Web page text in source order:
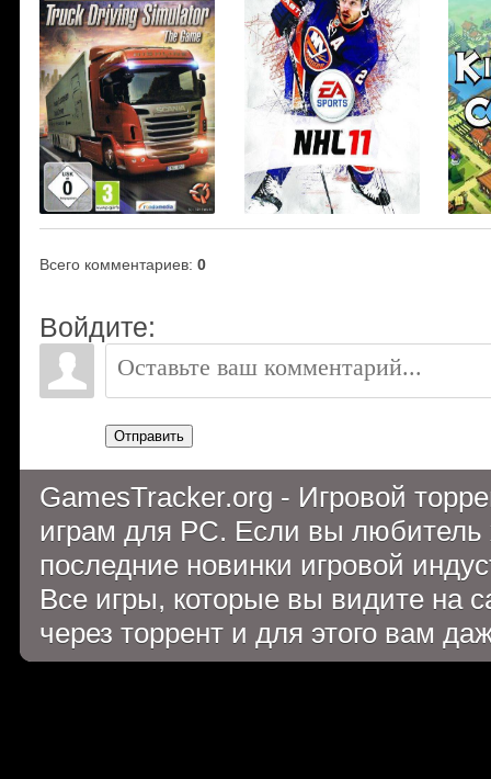
Всего комментариев: 0
Войдите:
Отправить
GamesTracker.org - Игровой
играм для PC. Если вы
последние новинки игровой
Все игры, которые вы видите на
через торрент и для этого вам